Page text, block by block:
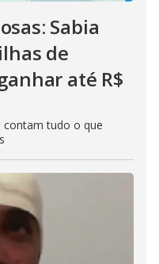
Sabia
de
até R$
contam tudo o que